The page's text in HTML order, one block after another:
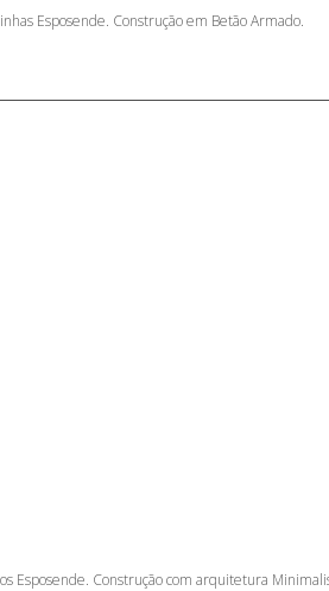
Esposende. Construção em Betão Armado.
Esposende. Construção com arquitetura